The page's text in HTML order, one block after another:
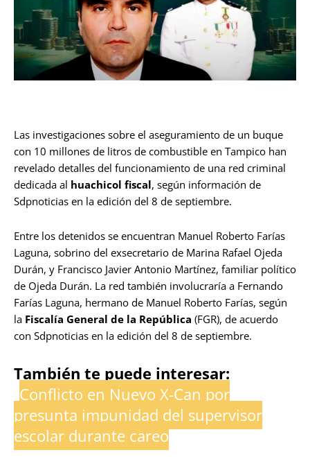
Las investigaciones sobre el aseguramiento de un buque
con 10 millones de litros de combustible en Tampico han
revelado detalles del funcionamiento de una red criminal
dedicada al huachicol fiscal, según información de
Sdpnoticias en la edición del 8 de septiembre.
Entre los detenidos se encuentran Manuel Roberto Farías
Laguna, sobrino del exsecretario de Marina Rafael Ojeda
Durán, y Francisco Javier Antonio Martínez, familiar político
de Ojeda Durán. La red también involucraría a Fernando
Farías Laguna, hermano de Manuel Roberto Farías, según
la Fiscalía General de la República (FGR), de acuerdo
con Sdpnoticias en la edición del 8 de septiembre.
También te puede interesar:
Conflicto en Nuevo X-Can por
presunta impunidad del supervisor
escolar durante careo